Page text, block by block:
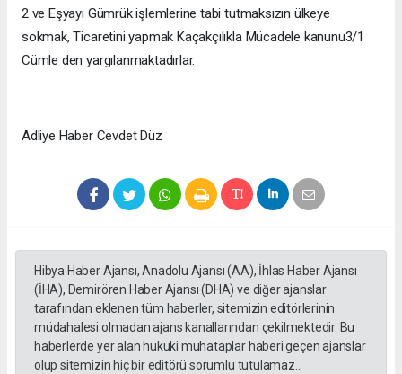
2 ve Eşyayı Gümrük işlemlerine tabi tutmaksızın ülkeye
sokmak, Ticaretini yapmak Kaçakçılıkla Mücadele kanunu3/1
Cümle den yargılanmaktadırlar.
Adliye Haber Cevdet Düz
Hibya Haber Ajansı, Anadolu Ajansı (AA), İhlas Haber Ajansı
(İHA), Demirören Haber Ajansı (DHA) ve diğer ajanslar
tarafından eklenen tüm haberler, sitemizin editörlerinin
müdahalesi olmadan ajans kanallarından çekilmektedir. Bu
haberlerde yer alan hukuki muhataplar haberi geçen ajanslar
olup sitemizin hiç bir editörü sorumlu tutulamaz...